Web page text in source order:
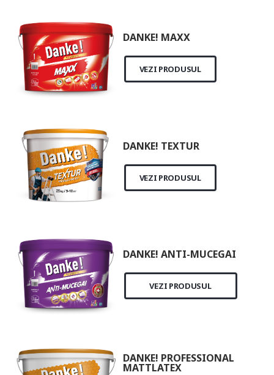
DANKE! MAXX
VEZI PRODUSUL
DANKE! TEXTUR
VEZI PRODUSUL
DANKE! ANTI-MUCEGAI
VEZI PRODUSUL
DANKE! PROFESSIONAL
MATTLATEX